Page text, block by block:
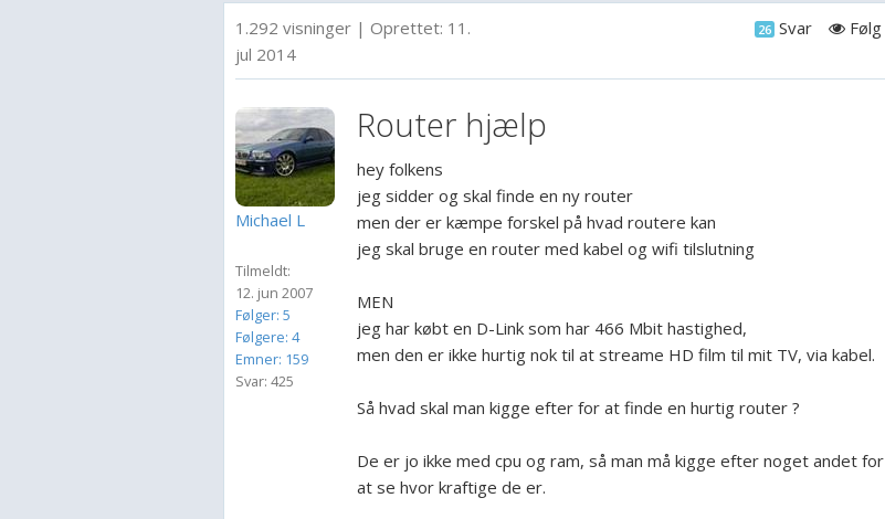
1.292 visninger | Oprettet: 11.
jul 2014
Følg
26 Svar
Michael L
Tilmeldt:
12. jun 2007
Følger: 5
Følgere: 4
Emner: 159
Svar: 425
Router hjælp
hey folkens
jeg sidder og skal finde en ny router
men der er kæmpe forskel på hvad routere kan
jeg skal bruge en router med kabel og wifi tilslutning
MEN
jeg har købt en D-Link som har 466 Mbit hastighed,
men den er ikke hurtig nok til at streame HD film til mit TV, via kabel.
Så hvad skal man kigge efter for at finde en hurtig router ?
De er jo ikke med cpu og ram, så man må kigge efter noget andet for
at se hvor kraftige de er.